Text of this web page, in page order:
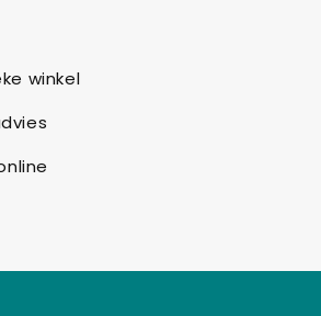
winkel